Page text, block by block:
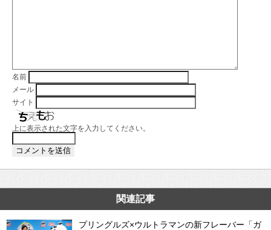
名前
メール
サイト
上に表示された文字を入力してください。
関連記事
プリングルズ×ウルトラマンの新フレーバー「ガ